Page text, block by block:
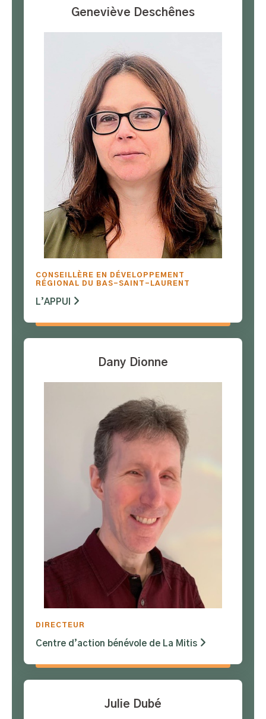
Geneviève Deschênes
CONSEILLÈRE EN DÉVELOPPEMENT
RÉGIONAL DU BAS-SAINT-LAURENT
L’APPUI
Dany Dionne
DIRECTEUR
Centre d’action bénévole de La Mitis
Julie Dubé